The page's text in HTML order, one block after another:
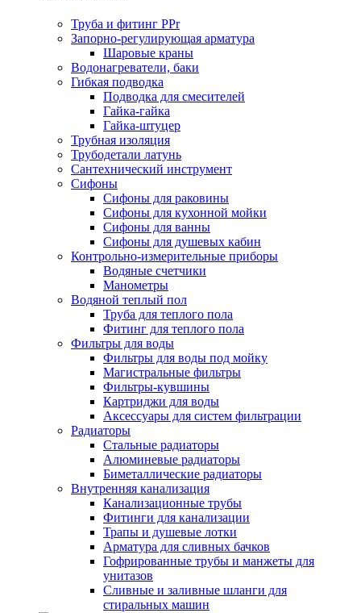
Труба и фитинг PPr
Запорно-регулирующая арматура
Шаровые краны
Водонагреватели, баки
Гибкая подводка
Подводка для смесителей
Гайка-гайка
Гайка-штуцер
Трубная изоляция
Трубодетали латунь
Сантехнический инструмент
Сифоны
Сифоны для раковины
Сифоны для кухонной мойки
Сифоны для ванны
Сифоны для душевых кабин
Контрольно-измерительные приборы
Водяные счетчики
Манометры
Водяной теплый пол
Труба для теплого пола
Фитинг для теплого пола
Фильтры для воды
Фильтры для воды под мойку
Магистральные фильтры
Фильтры-кувшины
Картриджи для воды
Аксессуары для систем фильтрации
Радиаторы
Стальные радиаторы
Алюминевые радиаторы
Биметаллические радиаторы
Внутренняя канализация
Канализационные трубы
Фитинги для канализации
Трапы и душевые лотки
Арматура для сливных бачков
Гофрированные трубы и манжеты для
унитазов
Сливные и заливные шланги для
стиральных машин